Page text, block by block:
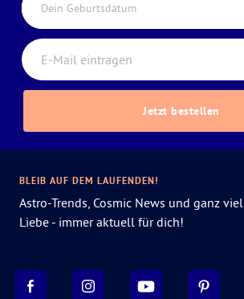
Dein Geburtsdatum
Jetzt bestellen
BLEIB AUF DEM LAUFENDEN!
Astro-Trends, Cosmic News und ganz viel
Liebe - immer aktuell für dich!